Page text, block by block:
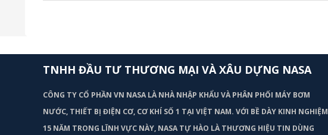
TNHH ĐẦU TƯ THƯƠNG MẠI VÀ XÂU DỰNG NASA
CÔNG TY CỔ PHẦN VN NASA LÀ NHÀ NHẬP KHẨU VÀ PHÂN PHỐI MÁY BƠM
NƯỚC, THIẾT BỊ ĐIỆN CƠ, CƠ KHÍ SỐ 1 TẠI VIỆT NAM. VỚI BỀ DÀY KINH NGHIỆM
15 NĂM TRONG LĨNH VỰC NÀY, NASA TỰ HÀO LÀ THƯƠNG HIỆU TIN DÙNG